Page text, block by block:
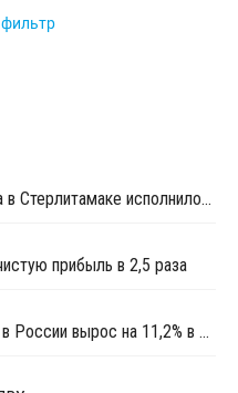
фильтр
Производству поливинилхлорида в Стерлитамаке исполнилось 60 лет
прибыль в 2,5 раза
Объем производства линолеума в России вырос на 11,2% в 2023 году